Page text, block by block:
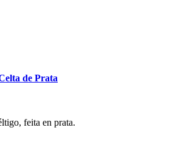
de Prata
feita en prata.